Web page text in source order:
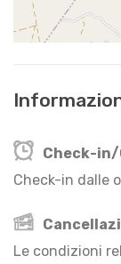
Check-
Check-in dalle
Le condizioni